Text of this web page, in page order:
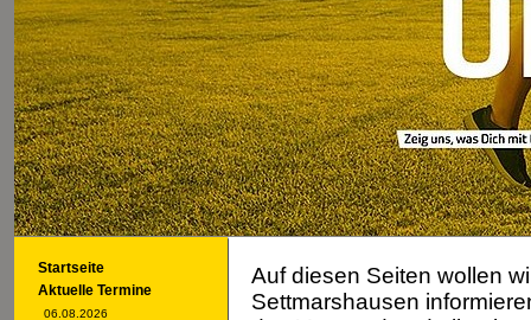
Startseite
Aktuelle Termine
06.08.2026
Auf diesen Seiten wollen
Settmarshausen